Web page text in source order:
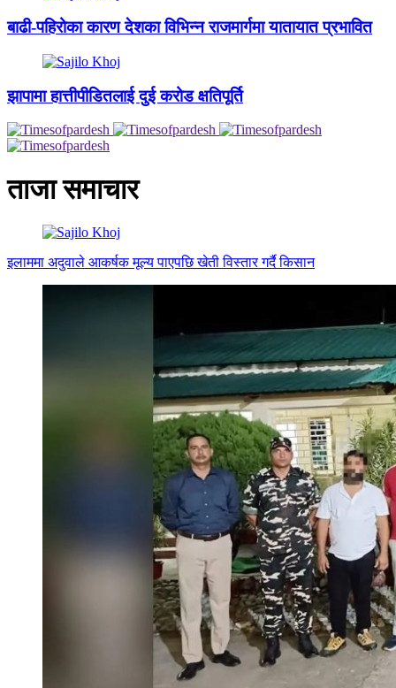
बाढी-पहिरोका कारण देशका विभिन्न राजमार्गमा यातायात प्रभावित
झापामा हात्तीपीडितलाई दुई करोड क्षतिपूर्ति
ताजा समाचार
इलाममा अदुवाले आकर्षक मूल्य पाएपछि खेती विस्तार गर्दै किसान